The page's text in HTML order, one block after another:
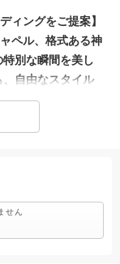
ィングをご提案】
ペル、格式ある神
別な瞬間を美し
、自由なスタイル
に合ったスタイル
せくださいませ★
せん